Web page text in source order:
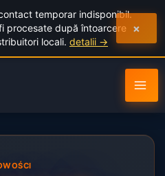
temporar indisponibil.
procesate după întoarcere
locali. detalii →
×